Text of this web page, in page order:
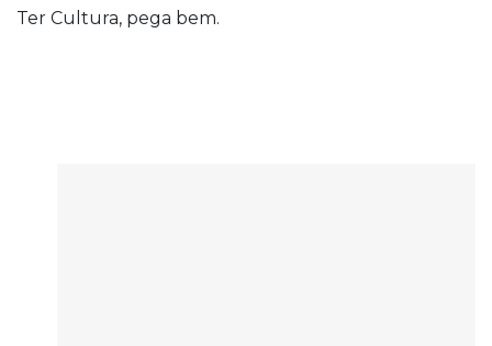
Ter Cultura, pega bem.